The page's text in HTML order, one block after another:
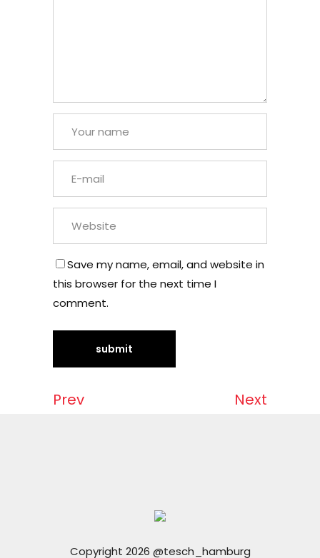
Save my name, email, and website in
this browser for the next time I
comment.
Prev Next
Copyright 2026 @tesch_hamburg